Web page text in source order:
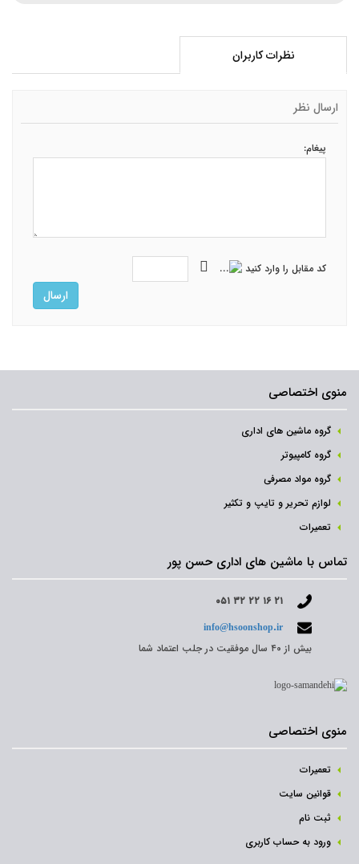
نظرات کاربران
ارسال نظر
پیغام:
کد مقابل را وارد کنید
ارسال
منوی اختصاصی
گروه ماشین های اداری
گروه کامپیوتر
گروه مواد مصرفی
لوازم تحریر و تایپ و تکثیر
تعمیرات
تماس با ماشین های اداری حسن پور
۰۵۱ ۳۲ ۲۲ ۱۶ ۲۱
info@hsoonshop.ir
بیش از ۴۰ سال موفقیت در جلب اعتماد شما
منوی اختصاصی
تعمیرات
قوانین سایت
ثبت نام‌
ورود به حساب کاربری